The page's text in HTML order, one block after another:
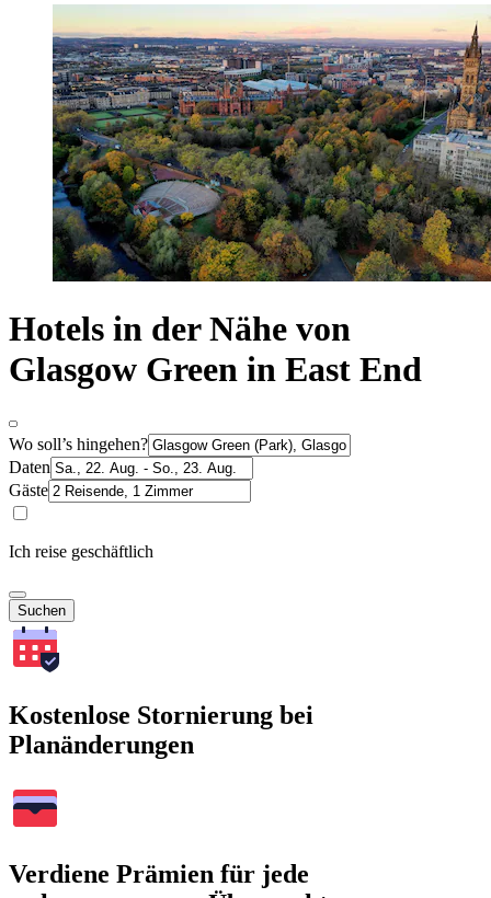
Hotels in der Nähe von
Glasgow Green in East End
Wo soll’s hingehen?
Daten
Gäste
Ich reise geschäftlich
Suchen
Kostenlose Stornierung bei
Planänderungen
Verdiene Prämien für jede